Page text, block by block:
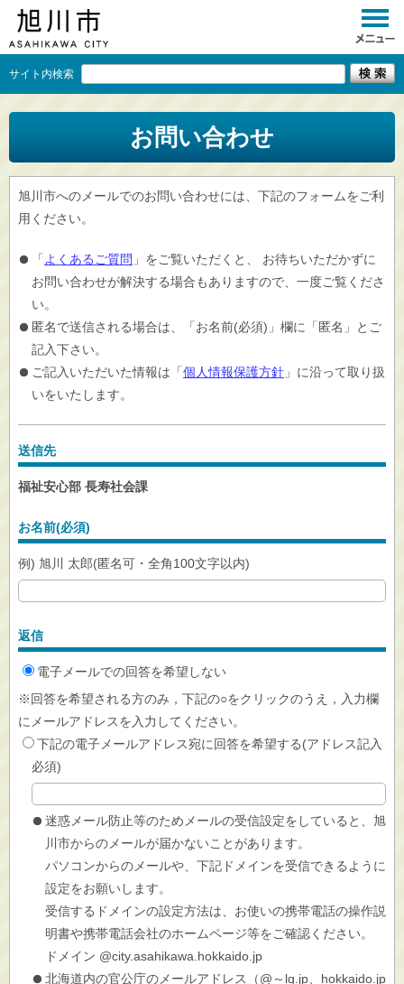
サイト内検索
くらし
イベント
施設一覧
× 閉じる
お問い合わせ
旭川市へのメールでのお問い合わせには、下記のフォームをご利
用ください。
「 よくあるご質問 」をご覧いただくと、 お待ちいただかずに
お問い合わせが解決する場合もありますので、一度ご覧くださ
い。
匿名で送信される場合は、「お名前(必須)」欄に「匿名」とご
記入下さい。
ご記入いただいた情報は「 個人情報保護方針 」に沿って取り扱
いをいたします。
送信先
福祉安心部 長寿社会課
お名前(必須)
例) 旭川 太郎(匿名可・全角100文字以内)
返信
電子メールでの回答を希望しない
※回答を希望される方のみ，下記の○をクリックのうえ，入力欄
にメールアドレスを入力してください。
下記の電子メールアドレス宛に回答を希望する(アドレス記入
必須)
迷惑メール防止等のためメールの受信設定をしていると、旭
川市からのメールが届かないことがあります。
パソコンからのメールや、下記ドメインを受信できるように
設定をお願いします。
受信するドメインの設定方法は、お使いの携帯電話の操作説
明書や携帯電話会社のホームページ等をご確認ください。
ドメイン @city.asahikawa.hokkaido.jp
北海道内の官公庁のメールアドレス（@～lg.jp、hokkaido.jp